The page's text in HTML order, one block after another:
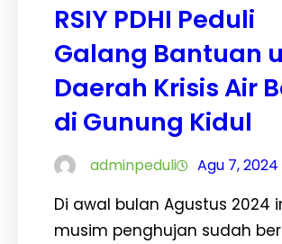
RSIY PDHI Peduli
Galang Bantuan
Daerah Krisis Air
di Gunung Kidul
adminpeduli Agu 7, 2024
Di awal bulan Agustus 2024
musim penghujan sudah